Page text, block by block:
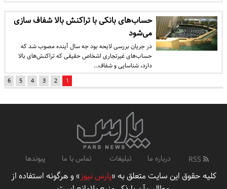
حساب‌های بانکی با تراکنش بالا شفاف سازی
می‌شود
در جریان بررسی لایحه بود جه سال آینده مصوب شد که
حساب‌های غیرتجاری اشخاص حقیقی که تراکنش‌های بالا
دارد، شناسایی و شفاف…
1
2
3
4
5
6
درباره ما تبلیغات تماس با ما پیوندها
کلیه حقوق این سایت متعلق به «پارس نیوز» و هرگونه استفاده از